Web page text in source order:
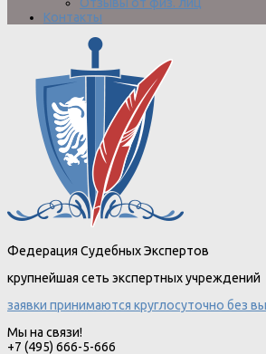
Отзывы от физ. лиц
Контакты
Федерация Судебных Экспертов
крупнейшая сеть экспертных учреждений
заявки принимаются круглосуточно без
Мы на связи!
+7 (495) 666-5-666